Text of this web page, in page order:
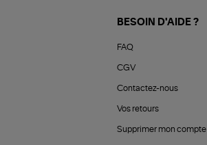
BESOIN D'AIDE ?
FAQ
CGV
Contactez-nous
Vos retours
Supprimer mon compte